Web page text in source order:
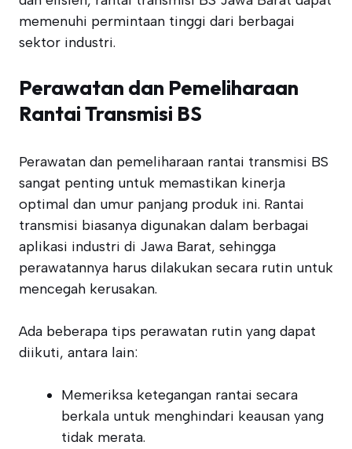
memenuhi permintaan tinggi dari berbagai
sektor industri.
Perawatan dan Pemeliharaan
Rantai Transmisi BS
Perawatan dan pemeliharaan rantai transmisi BS
sangat penting untuk memastikan kinerja
optimal dan umur panjang produk ini. Rantai
transmisi biasanya digunakan dalam berbagai
aplikasi industri di Jawa Barat, sehingga
perawatannya harus dilakukan secara rutin untuk
mencegah kerusakan.
Ada beberapa tips perawatan rutin yang dapat
diikuti, antara lain:
Memeriksa ketegangan rantai secara
berkala untuk menghindari keausan yang
tidak merata.